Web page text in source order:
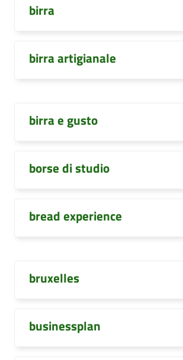
birra
birra artigianale
birra e gusto
borse di studio
bread experience
bruxelles
businessplan